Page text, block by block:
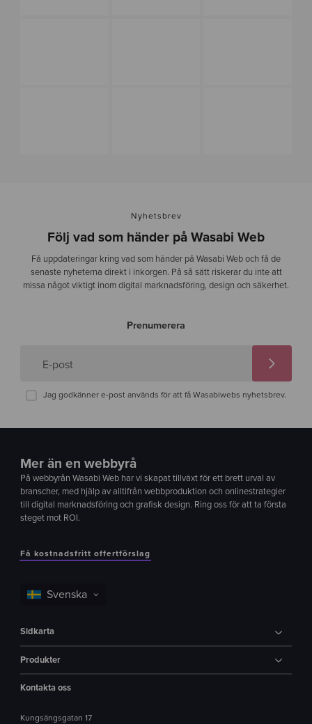
Nyhetsbrev
Följ vad som händer på Wasabi Web
Få uppdateringar kring vad som händer på Wasabi Web och få de
senaste nyheterna direkt i inkorgen. På så sätt riskerar du inte att
missa något viktigt inom digital marknadsföring, design och säkerhet.
Prenumerera
E-post
Jag godkänner e-post används för att få Wasabiwebs nyhetsbrev.
Mer än en webbyrå
På webbyrån Wasabi Web har vi skapat tillväxt för ett brett urval av
branscher, med hjälp av alltifrån webbproduktion och onlinestrategier
till digital marknadsföring och grafisk design. Ring oss för att ta första
steget mot ROI.
Få kostnadsfritt offertförslag
Sidkarta
Produkter
Kontakta oss
Kungsängsgatan 17